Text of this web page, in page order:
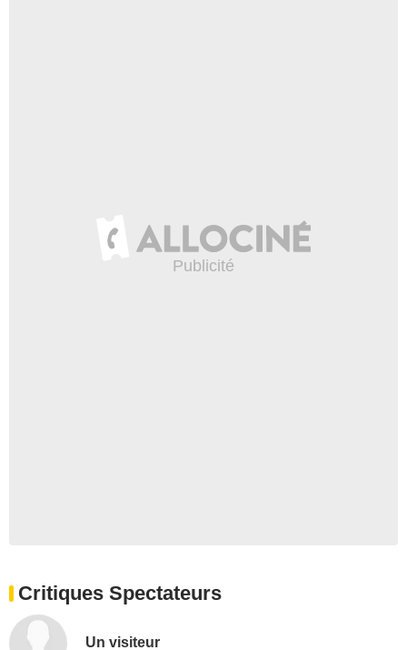
Critiques Spectateurs
Un visiteur